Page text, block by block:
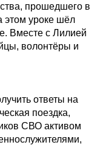
прошедшего в
этом уроке шёл
Вместе с Лилией
волонтёры и
ответы на
поездка,
СВО активом